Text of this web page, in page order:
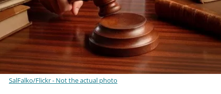
SalFalko/Flickr - Not the actual photo